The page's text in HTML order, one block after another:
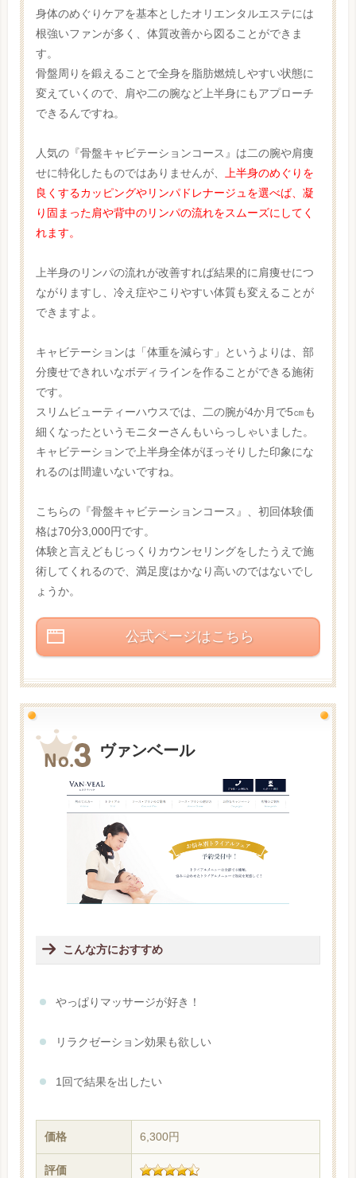
身体のめぐりケアを基本としたオリエンタルエステには
根強いファンが多く、体質改善から図ることができま
す。
骨盤周りを鍛えることで全身を脂肪燃焼しやすい状態に
変えていくので、肩や二の腕など上半身にもアプローチ
できるんですね。
人気の『骨盤キャビテーションコース』は二の腕や肩痩
せに特化したものではありませんが、
上半身のめぐりを
良くするカッピングやリンパドレナージュを選べば、凝
り固まった肩や背中のリンパの流れをスムーズにしてく
れます。
上半身のリンパの流れが改善すれば結果的に肩痩せにつ
ながりますし、冷え症やこりやすい体質も変えることが
できますよ。
キャビテーションは「体重を減らす」というよりは、部
分痩せできれいなボディラインを作ることができる施術
です。
スリムビューティーハウスでは、二の腕が4か月で5㎝も
細くなったというモニターさんもいらっしゃいました。
キャビテーションで上半身全体がほっそりした印象にな
れるのは間違いないですね。
こちらの『骨盤キャビテーションコース』、初回体験価
格は70分3,000円です。
体験と言えどもじっくりカウンセリングをしたうえで施
術してくれるので、満足度はかなり高いのではないでし
ょうか。
公式ページはこちら
ヴァンベール
こんな方におすすめ
やっぱりマッサージが好き！
リラクゼーション効果も欲しい
1回で結果を出したい
価格 6,300円
評価